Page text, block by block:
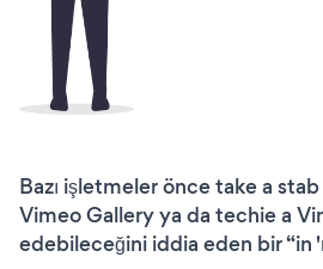
Bazı işletmeler önce take a
Vimeo Gallery ya da techie a
edebileceğini iddia eden bir “in